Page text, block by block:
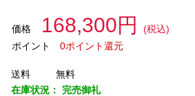
価格 168,300円
(税込)
ポイント
0ポイント還元
送料
無料
在庫状況： 完売御礼